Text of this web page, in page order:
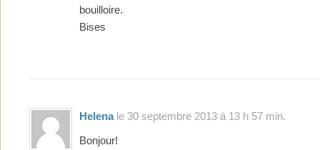
bouilloire.
Bises
Helenale 30 septembre 2013 à 13 h 57 min.
Bonjour!